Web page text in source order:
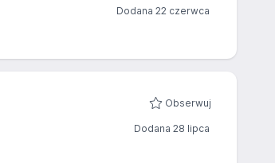
Dodana 22 czerwca
Obserwuj
Dodana 28 lipca